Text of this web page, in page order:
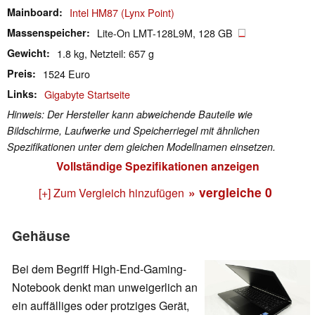
Mainboard Intel HM87 (Lynx Point)
Massenspeicher Lite-On LMT-128L9M, 128 GB
Gewicht 1.8 kg, Netzteil: 657 g
Preis 1524 Euro
Links Gigabyte Startseite
Hinweis: Der Hersteller kann abweichende Bauteile wie
Bildschirme, Laufwerke und Speicherriegel mit ähnlichen
Spezifikationen unter dem gleichen Modellnamen einsetzen.
Vollständige Spezifikationen anzeigen
[+] Zum Vergleich hinzufügen » vergleiche 0
Gehäuse
Bei dem Begriff High-End-Gaming-
Notebook denkt man unweigerlich an
ein auffälliges oder protziges Gerät,